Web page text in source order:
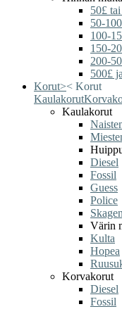
50£
50-
100-
150-
200-
500£
Korut>< Korut
Kaulakorut
Kaulakorut
Diesel
Fossil
Guess
Police
Skagen
Värin
Kulta
Hopea
Korvakorut
Diesel
Fossil